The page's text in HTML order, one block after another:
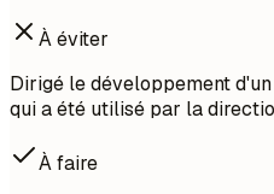
À éviter
Dirigé le développement
qui a été utilisé par la
À faire